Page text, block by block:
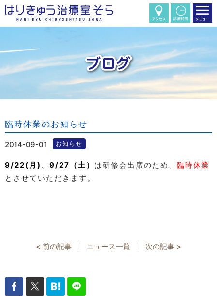
臨時休業のお知らせ
2014-09-01 お知らせ
9/22(月) 、 9/27（土） は研修会出席のため、 臨時休業
とさせていただきます。
< 前の記事 ｜ ニュース一覧 ｜ 次の記事 >